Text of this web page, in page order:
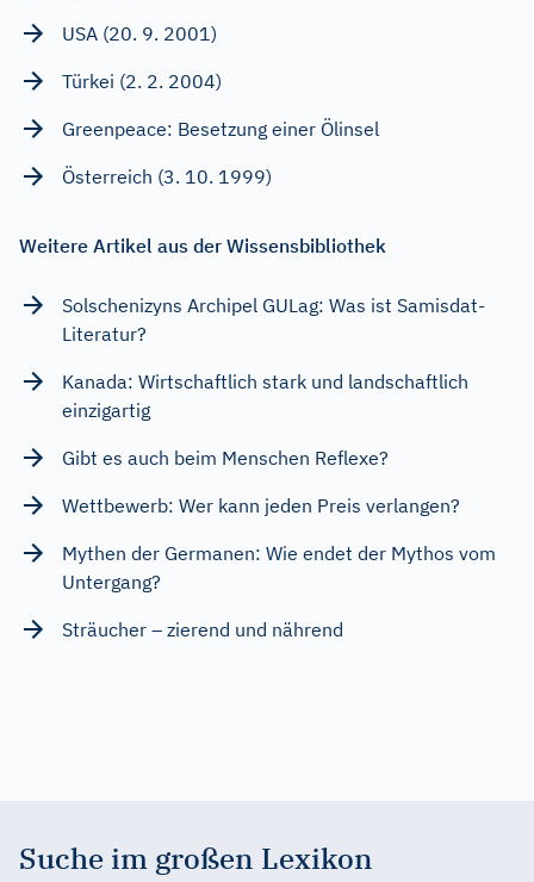
USA (20. 9. 2001)
Türkei (2. 2. 2004)
Greenpeace: Besetzung einer Ölinsel
Österreich (3. 10. 1999)
Weitere Artikel aus der Wissensbibliothek
Solschenizyns Archipel GULag: Was ist Samisdat-
Literatur?
Kanada: Wirtschaftlich stark und landschaftlich
einzigartig
Gibt es auch beim Menschen Reflexe?
Wettbewerb: Wer kann jeden Preis verlangen?
Mythen der Germanen: Wie endet der Mythos vom
Untergang?
Sträucher – zierend und nährend
Suche im großen Lexikon